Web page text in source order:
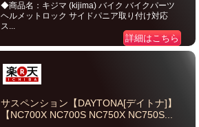
◆商品名：キジマ (kijima) バイク バイクパーツ
ヘルメットロック サイドパニア取り付け対応
ス...
詳細はこちら
サスペンション【DAYTONA[デイトナ]】
【NC700X NC700S NC750X NC750S...